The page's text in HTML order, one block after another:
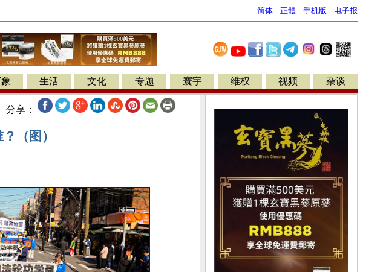
简体 - 正體 - 手机版 - 电子报
生活 文化 专题 寰宇 维权 视频 杂谈
分享：
（图）